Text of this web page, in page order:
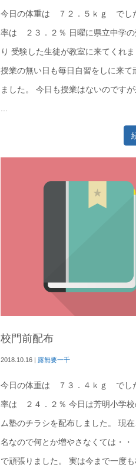
今日の体重は ７２．５ｋｇ でし
率は ２３．２％ 日曜に県立中学の
り 受験した生徒が教室に来てくれ
授業の無い日も毎日自習をしに来て
ました。 今日も授業はないのです
...
校門前配布
2018.10.16| 露無要一千
今日の体重は ７３．４ｋｇ でし
率は ２４．２％ 今日は芳明小学校
ム塾のチラシを配布しました。 現
名なので何とか増やさなくては・・
で頑張りました。 実は今まで一度